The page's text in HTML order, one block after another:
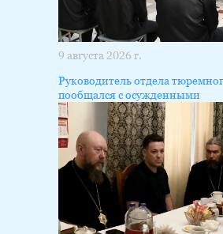
9 августа 2026 г.
Руководитель отдела
пообщался с осужденными